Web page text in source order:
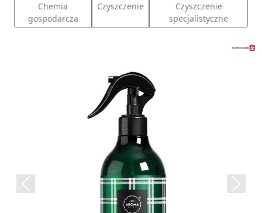
Chemia
gospodarcza
Czyszczenie
Czyszczenie
specjalistyczne
Previous Next